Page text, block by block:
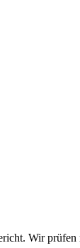
Wir